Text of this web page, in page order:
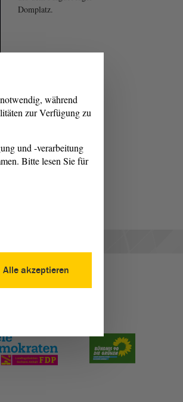
Domplatz.
während
zur Verfügung zu
und -verarbeitung
Bitte lesen Sie für
Alle akzeptieren